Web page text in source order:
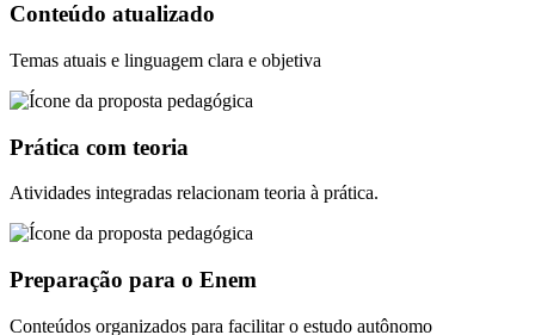
Conteúdo atualizado
Temas atuais e linguagem clara e objetiva
Prática com teoria
Atividades integradas relacionam teoria à prática.
Preparação para o Enem
Conteúdos organizados para facilitar o estudo autônomo